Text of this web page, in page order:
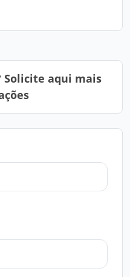
Solicite aqui mais